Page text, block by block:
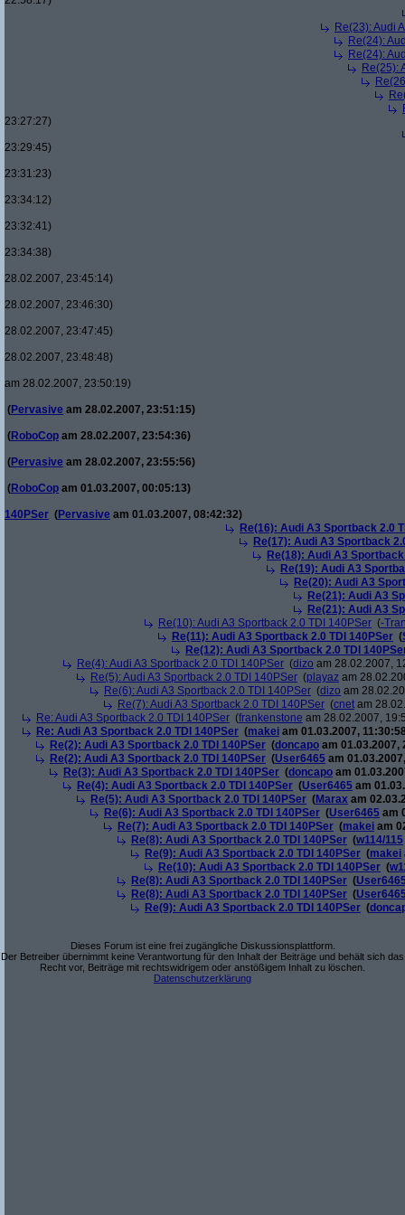
Re(23): Audi
Re(24):
Re(24):
Re(25):
23:27:27)
23:29:45)
23:31:23)
23:34:12)
23:32:41)
23:34:38)
28.02.2007, 23:45:14)
28.02.2007, 23:46:30)
28.02.2007, 23:47:45)
28.02.2007, 23:48:48)
am 28.02.2007, 23:50:19)
(Pervasive am 28.02.2007, 23:51:15)
(RoboCop am 28.02.2007, 23:54:36)
(Pervasive am 28.02.2007, 23:55:56)
(RoboCop am 01.03.2007, 00:05:13)
140PSer (Pervasive am 01.03.2007, 08:42:32)
Re(16): Audi A3 Sportback 2.0
Re(17): Audi A3 Sportback
Re(18): Audi A3
Re(19): Audi A3
Re(20): Audi A3
Re(21): Audi A3
Re(21): Audi A3
Re(10): Audi A3 Sportback 2.0 TDI 140PSer (-
Re(11): Audi A3 Sportback 2.0 TDI 140PSer (
Re(12): Audi A3 Sportback 2.0 TDI
Re(4): Audi A3 Sportback 2.0 TDI 140PSer (dizo am 28.02.2007,
Re(5): Audi A3 Sportback 2.0 TDI 140PSer (playaz am
Re(6): Audi A3 Sportback 2.0 TDI 140PSer (dizo am
Re(7): Audi A3 Sportback 2.0 TDI 140PSer (cnet am
Re: Audi A3 Sportback 2.0 TDI 140PSer (frankenstone am 28.02.2007,
Re: Audi A3 Sportback 2.0 TDI 140PSer (makei am 01.03.2007,
Re(2): Audi A3 Sportback 2.0 TDI 140PSer (doncapo am 01.03.2007,
Re(2): Audi A3 Sportback 2.0 TDI 140PSer (User6465 am
Re(3): Audi A3 Sportback 2.0 TDI 140PSer (doncapo am
Re(4): Audi A3 Sportback 2.0 TDI 140PSer (User6465 am
Re(5): Audi A3 Sportback 2.0 TDI 140PSer (Marax am
Re(6): Audi A3 Sportback 2.0 TDI 140PSer (User6465 am
Re(7): Audi A3 Sportback 2.0 TDI 140PSer (makei am
Re(8): Audi A3 Sportback 2.0 TDI 140PSer (w114/115
Re(9): Audi A3 Sportback 2.0 TDI 140PSer (makei
Re(10): Audi A3 Sportback 2.0 TDI 140PSer (
Re(8): Audi A3 Sportback 2.0 TDI 140PSer (
Re(8): Audi A3 Sportback 2.0 TDI 140PSer (
Re(9): Audi A3 Sportback 2.0 TDI 140PSer (
Dieses Forum ist eine frei zugängliche Diskussionsplattform.
Der Betreiber übernimmt keine Verantwortung für den Inhalt der Beiträge und behält sich das
Recht vor, Beiträge mit rechtswidrigem oder anstößigem Inhalt zu löschen.
Datenschutzerklärung